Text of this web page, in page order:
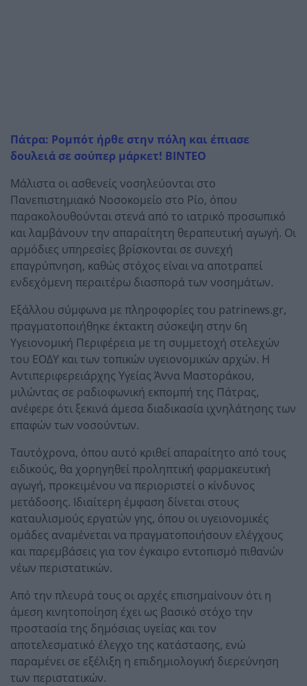
Πάτρα: Ρομπότ ήρθε στην πόλη και έπιασε
δουλειά σε σούπερ μάρκετ! ΒΙΝΤΕΟ
Μάλιστα οι ασθενείς νοσηλεύονται στο
Πανεπιστημιακό Νοσοκομείο στο Ρίο, όπου
παρακολουθούνται στενά από το ιατρικό προσωπικό
και λαμβάνουν την απαραίτητη θεραπευτική αγωγή. Οι
αρμόδιες υπηρεσίες βρίσκονται σε συνεχή
επαγρύπνηση, καθώς στόχος είναι να αποτραπεί
ενδεχόμενη περαιτέρω διασπορά των νοσημάτων.
Εξάλλου σύμφωνα με πληροφορίες του patrinews.gr,
πραγματοποιήθηκε έκτακτη σύσκεψη στην 6η
Υγειονομική Περιφέρεια με τη συμμετοχή στελεχών
του ΕΟΔΥ και των τοπικών υγειονομικών αρχών. Η
Αντιπεριφερειάρχης Υγείας Άννα Μαστοράκου,
μιλώντας σε ραδιοφωνική εκπομπή της Πάτρας,
ανέφερε ότι ξεκινά άμεσα διαδικασία ιχνηλάτησης των
επαφών των νοσούντων.
Ταυτόχρονα, όπου αυτό κριθεί απαραίτητο από τους
ειδικούς, θα χορηγηθεί προληπτική φαρμακευτική
αγωγή, προκειμένου να περιοριστεί ο κίνδυνος
μετάδοσης. Ιδιαίτερη έμφαση δίνεται στους
καταυλισμούς εργατών γης, όπου οι υγειονομικές
ομάδες αναμένεται να πραγματοποιήσουν ελέγχους
και παρεμβάσεις για τον έγκαιρο εντοπισμό πιθανών
νέων περιστατικών.
Από την πλευρά τους οι αρχές επισημαίνουν ότι η
άμεση κινητοποίηση έχει ως βασικό στόχο την
προστασία της δημόσιας υγείας και τον
αποτελεσματικό έλεγχο της κατάστασης, ενώ
παραμένει σε εξέλιξη η επιδημιολογική διερεύνηση
των περιστατικών.